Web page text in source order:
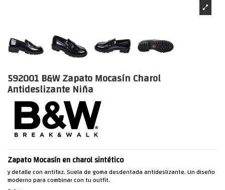
592001 B&W Zapato Mocasín Charol
Antideslizante Niña
Zapato Mocasín en charol sintético
y detalle con antifaz. Suela de goma desdentada antideslizante. Un diseño
moderno para combinar con tu outfit.